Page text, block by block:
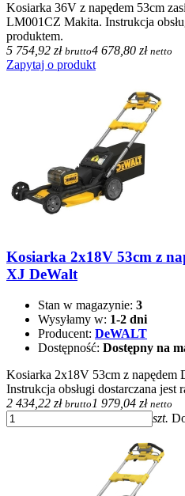
Kosiarka 36V z napędem 53cm
LM001CZ Makita. Instrukcja
produktem.
5 754,92 zł brutto4 678,80 zł netto
Zapytaj o produkt
Kosiarka 2x18V 53cm z
XJ DeWalt
Stan w magazynie: 3
Wysyłamy w: 1-2 dni
Producent: DeWALT
Dostępność: Dostępny na
Kosiarka 2x18V 53cm z
Instrukcja obsługi dostarczana jest
2 434,22 zł brutto 1 979,04 zł netto
szt.